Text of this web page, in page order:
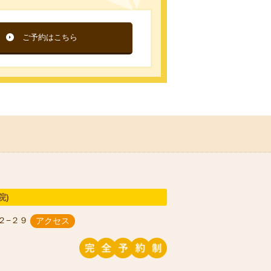
ご予約はこちら
)
−２９ アクセス